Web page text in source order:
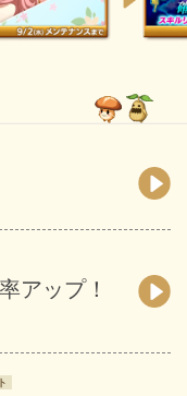
アップ！